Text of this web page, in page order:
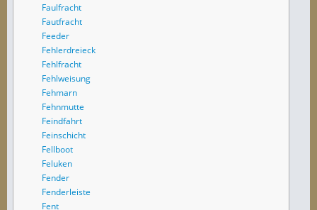
Faulfracht
Fautfracht
Feeder
Fehlerdreieck
Fehlfracht
Fehlweisung
Fehmarn
Fehnmutte
Feindfahrt
Feinschicht
Fellboot
Feluken
Fender
Fenderleiste
Fent